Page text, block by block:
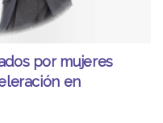
por mujeres
en